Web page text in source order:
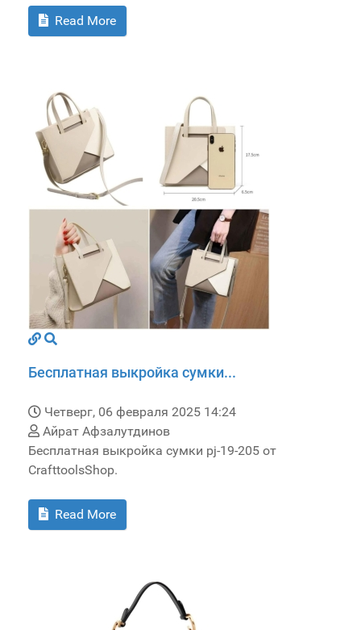
Read More
Бесплатная выкройка сумки...
Четверг, 06 февраля 2025 14:24
Айрат Афзалутдинов
Бесплатная выкройка сумки pj-19-205 от
CrafttoolsShop.
Read More